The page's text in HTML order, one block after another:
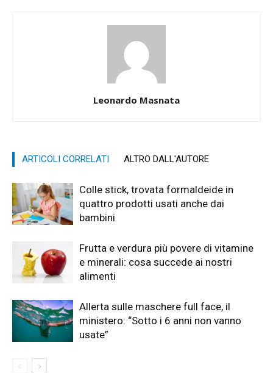
Leonardo Masnata
ARTICOLI CORRELATI ALTRO DALL'AUTORE
Colle stick, trovata formaldeide in
quattro prodotti usati anche dai
bambini
Frutta e verdura più povere di vitamine
e minerali: cosa succede ai nostri
alimenti
Allerta sulle maschere full face, il
ministero: “Sotto i 6 anni non vanno
usate”